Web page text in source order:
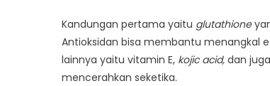
Kandungan pertama yaitu glutathione
Antioksidan bisa membantu menangkal
lainnya yaitu vitamin E, kojic acid, dan juga
mencerahkan seketika.